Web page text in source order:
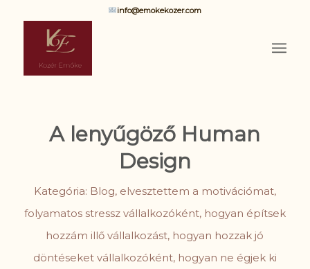
info@emokekozer.com
A lenyűgöző Human
Design
Kategória: Blog, elvesztettem a motivációmat,
folyamatos stressz vállalkozóként, hogyan építsek
hozzám illő vállalkozást, hogyan hozzak jó
döntéseket vállalkozóként, hogyan ne égjek ki